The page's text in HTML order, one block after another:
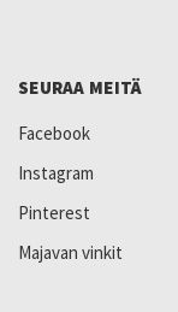
SEURAA MEITÄ
Facebook
Instagram
Pinterest
Majavan vinkit